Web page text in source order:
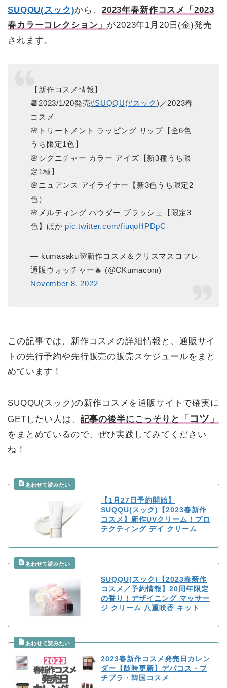
SUQQU(スック)から、 2023年春新作コスメ「2023
春カラーコレクション」 が2023年1月20日(金)発売
されます。
【新作コスメ情報】
📆2023/1/20発売#SUQQU(#スック)／2023春
コスメ
🌸トリートメント ラッピング リップ【全6色
うち限定1色】
🌸シグニチャー カラー アイズ【新3種うち限
定1種】
🌸ニュアンス アイライナー【新3色うち限定2
色）
🌸メルティング パウダー ブラッシュ【限定3
色】ほか pic.twitter.com/fiuqoHPDpC
— kumasaku🐻新作コスメ＆クリスマスコフレ
通販ウォッチャー🔥 (@CKumacom)
November 8, 2022
この記事では、新作コスメの詳細情報と、通販サイ
トの先行予約や先行販売の販売スケジュールをまと
めています！
SUQQU(スック)の新作コスメを通販サイトで確実に
GETしたい人は、 記事の後半にこっそりと「 コツ 」
をまとめているので、ぜひ実践してみてください
ね！
【1月27日予約開始】
SUQQU(スック)【2023春新作
コスメ】新作UVクリーム！プロ
テクティング デイ クリーム
SUQQU(スック)【2023春新作
コスメ／予約情報】20周年限定
の香り！デザイニング マッサー
ジ クリーム 八重咲香 キット
2023春新作コスメ発売日カレン
ダー【随時更新】デパコス・プ
チプラ・韓国コスメ